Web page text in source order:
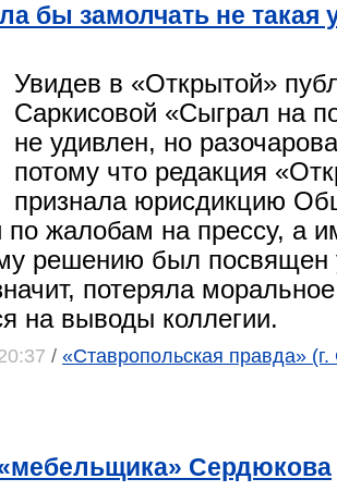
бы замолчать не такая
Увидев в «Открытой»
Саркисовой «Сыграл на
не удивлен, но
потому что редакция
признала юрисдикцию
по жалобам на прессу, а
решению был посвящен
потеряла
на выводы коллегии.
/ «Ставропольская правда»
Сердюкова